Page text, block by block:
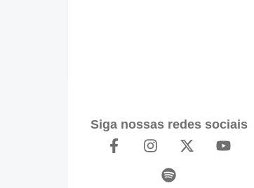
Siga nossas redes sociais